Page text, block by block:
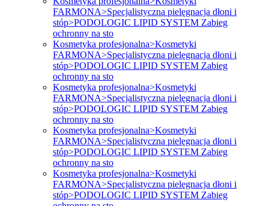
FARMONA>Specjalistyczna pielęgnacja dłoni i
stóp>PODOLOGIC LIPID SYSTEM Zabieg
ochronny na sto
Kosmetyka profesjonalna>Kosmetyki
FARMONA>Specjalistyczna pielęgnacja dłoni i
stóp>PODOLOGIC LIPID SYSTEM Zabieg
ochronny na sto
Kosmetyka profesjonalna>Kosmetyki
FARMONA>Specjalistyczna pielęgnacja dłoni i
stóp>PODOLOGIC LIPID SYSTEM Zabieg
ochronny na sto
Kosmetyka profesjonalna>Kosmetyki
FARMONA>Specjalistyczna pielęgnacja dłoni i
stóp>PODOLOGIC LIPID SYSTEM Zabieg
ochronny na sto
Kosmetyka profesjonalna>Kosmetyki
FARMONA>Specjalistyczna pielęgnacja dłoni i
stóp>PODOLOGIC LIPID SYSTEM Zabieg